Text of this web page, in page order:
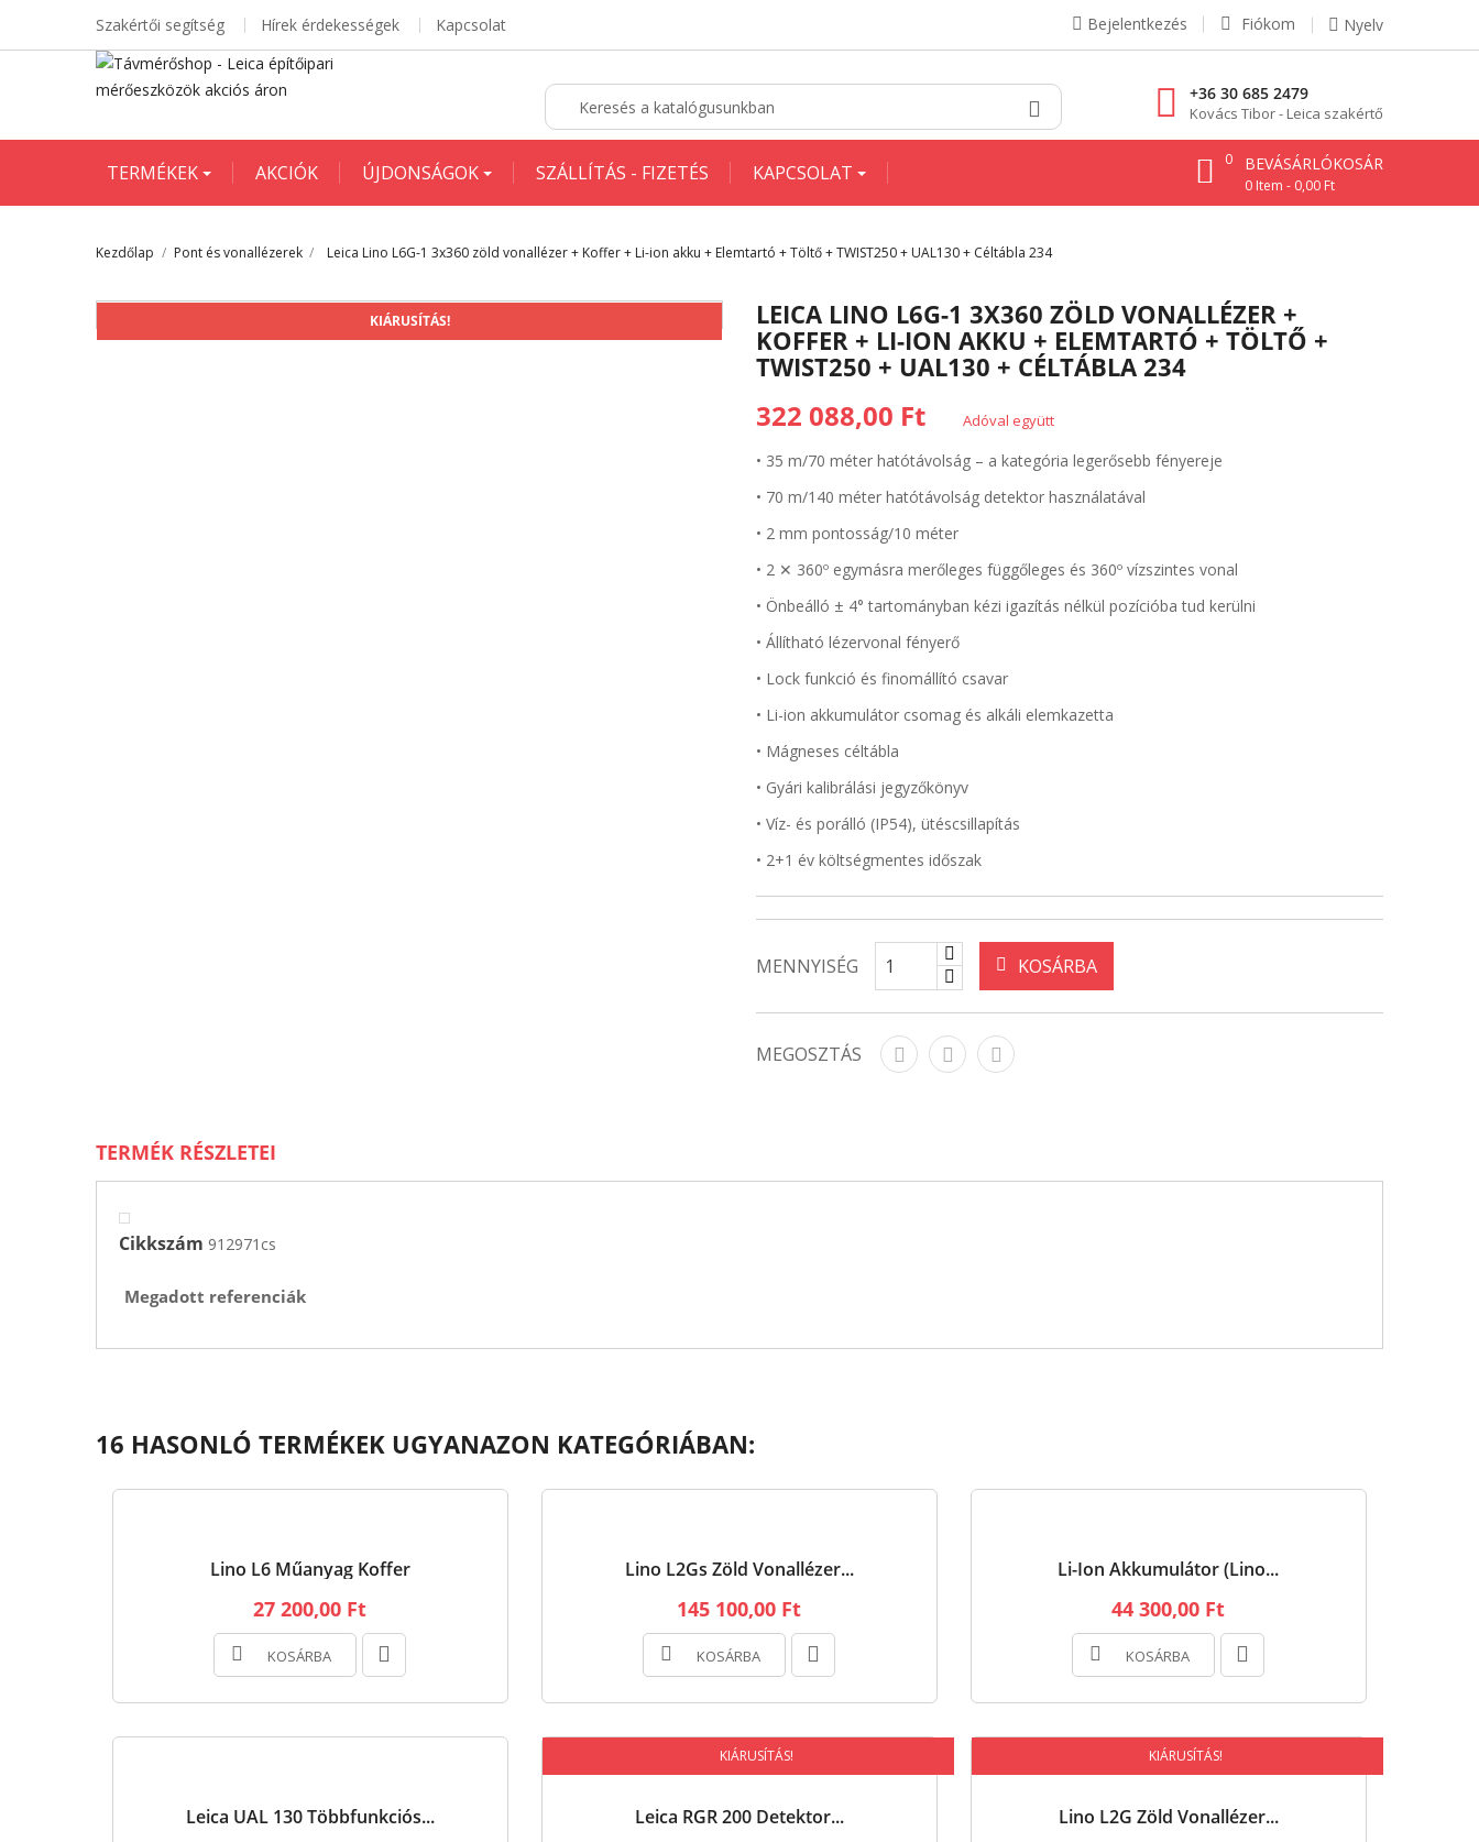
Szakértői segítség Hírek érdekességek Kapcsolat Nyelv
Fiókom
Bejelentkezés
+36 30 685 2479
Kovács Tibor - Leica szakértő
BEVÁSÁRLÓKOSÁR
0 Item - 0,00 Ft
0
TERMÉKEK AKCIÓK ÚJDONSÁGOK SZÁLLÍTÁS - FIZETÉS KAPCSOLAT
Kezdőlap Pont és vonallézerek Leica Lino L6G-1 3x360 zöld vonallézer + Koffer + Li-ion akku + Elemtartó + Töltő + TWIST250 + UAL130 + Céltábla 234
KIÁRUSÍTÁS!
LEICA LINO L6G-1 3X360 ZÖLD VONALLÉZER +
KOFFER + LI-ION AKKU + ELEMTARTÓ + TÖLTŐ +
TWIST250 + UAL130 + CÉLTÁBLA 234
322 088,00 Ft Adóval együtt
• 35 m/70 méter hatótávolság – a kategória legerősebb fényereje
• 70 m/140 méter hatótávolság detektor használatával
• 2 mm pontosság/10 méter
• 2 ✕ 360º egymásra merőleges függőleges és 360º vízszintes vonal
• Önbeálló ± 4° tartományban kézi igazítás nélkül pozícióba tud kerülni
• Állítható lézervonal fényerő
• Lock funkció és finomállító csavar
• Li-ion akkumulátor csomag és alkáli elemkazetta
• Mágneses céltábla
• Gyári kalibrálási jegyzőkönyv
• Víz- és porálló (IP54), ütéscsillapítás
• 2+1 év költségmentes időszak
MENNYISÉG KOSÁRBA
MEGOSZTÁS
TERMÉK RÉSZLETEI
Cikkszám 912971cs
Megadott referenciák
16 HASONLÓ TERMÉKEK UGYANAZON KATEGÓRIÁBAN:
Lino L6 Műanyag Koffer
27 200,00 Ft
KOSÁRBA
Lino L2Gs Zöld Vonallézer...
145 100,00 Ft
KOSÁRBA
Li-Ion Akkumulátor (Lino...
44 300,00 Ft
KOSÁRBA
Leica UAL 130 Többfunkciós... Leica RGR 200 Detektor...
KIÁRUSÍTÁS!
Lino L2G Zöld Vonallézer...
KIÁRUSÍTÁS!